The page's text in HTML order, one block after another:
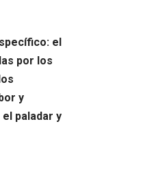
el
por los
y
paladar y